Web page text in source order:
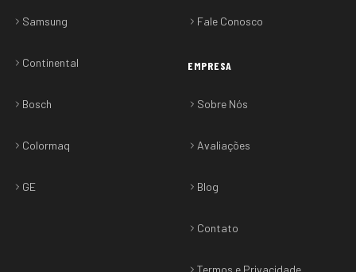
Samsung
Continental
Bosch
Colormaq
GE
Fale Conosco
EMPRESA
Sobre Nós
Avaliações
Blog
Contato
Termos e Privacidade